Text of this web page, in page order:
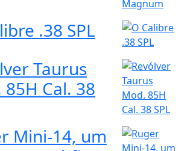
- Cal. 357
.38 SPL